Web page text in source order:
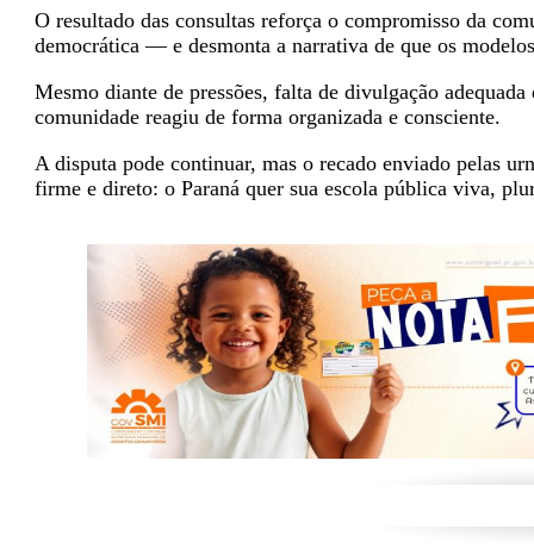
O resultado das consultas reforça o compromisso da
democrática — e desmonta a narrativa de que os
Mesmo diante de pressões, falta de divulgação
comunidade reagiu de forma organizada e consciente.
A disputa pode continuar, mas o recado enviado pelas
firme e direto: o Paraná quer sua escola pública viva,